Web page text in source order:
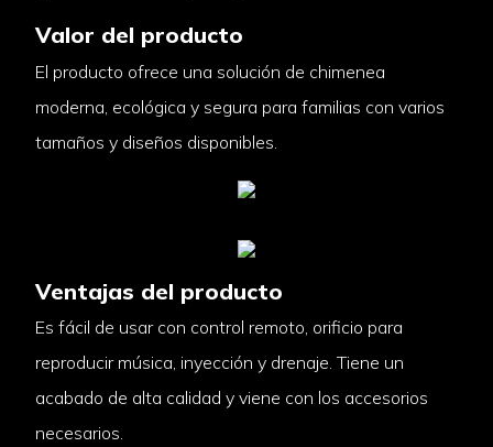
Valor del producto
El producto ofrece una solución de chimenea
moderna, ecológica y segura para familias con varios
tamaños y diseños disponibles.
Ventajas del producto
Es fácil de usar con control remoto, orificio para
reproducir música, inyección y drenaje. Tiene un
acabado de alta calidad y viene con los accesorios
necesarios.